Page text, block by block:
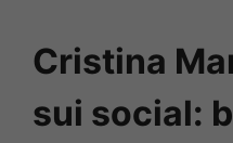
Cristina
sui social: